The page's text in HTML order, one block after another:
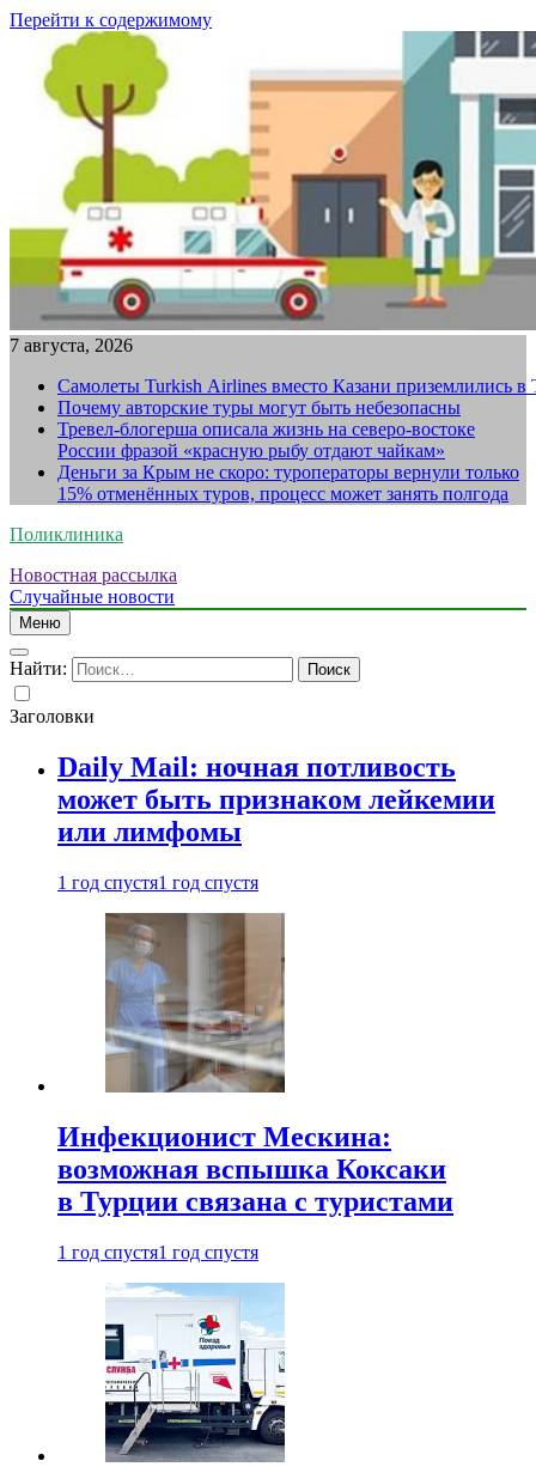
Перейти к содержимому
7 августа, 2026
Самолеты Turkish Airlines вместо Казани приземлились в
Почему авторские туры могут быть небезопасны
Тревел-блогерша описала жизнь на северо-востоке
России фразой «красную рыбу отдают чайкам»
Деньги за Крым не скоро: туроператоры вернули только
15% отменённых туров, процесс может занять полгода
Поликлиника
Новостная рассылка
Случайные новости
Меню
Найти:
Заголовки
Daily Mail: ночная потливость
может быть признаком лейкемии
или лимфомы
1 год спустя1 год спустя
Инфекционист Мескина:
возможная вспышка Коксаки
в Турции связана с туристами
1 год спустя1 год спустя